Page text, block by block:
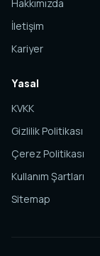
Hakkımızda
İletişim
Kariyer
Yasal
KVKK
Gizlilik Politikası
Çerez Politikası
Kullanım Şartları
Sitemap